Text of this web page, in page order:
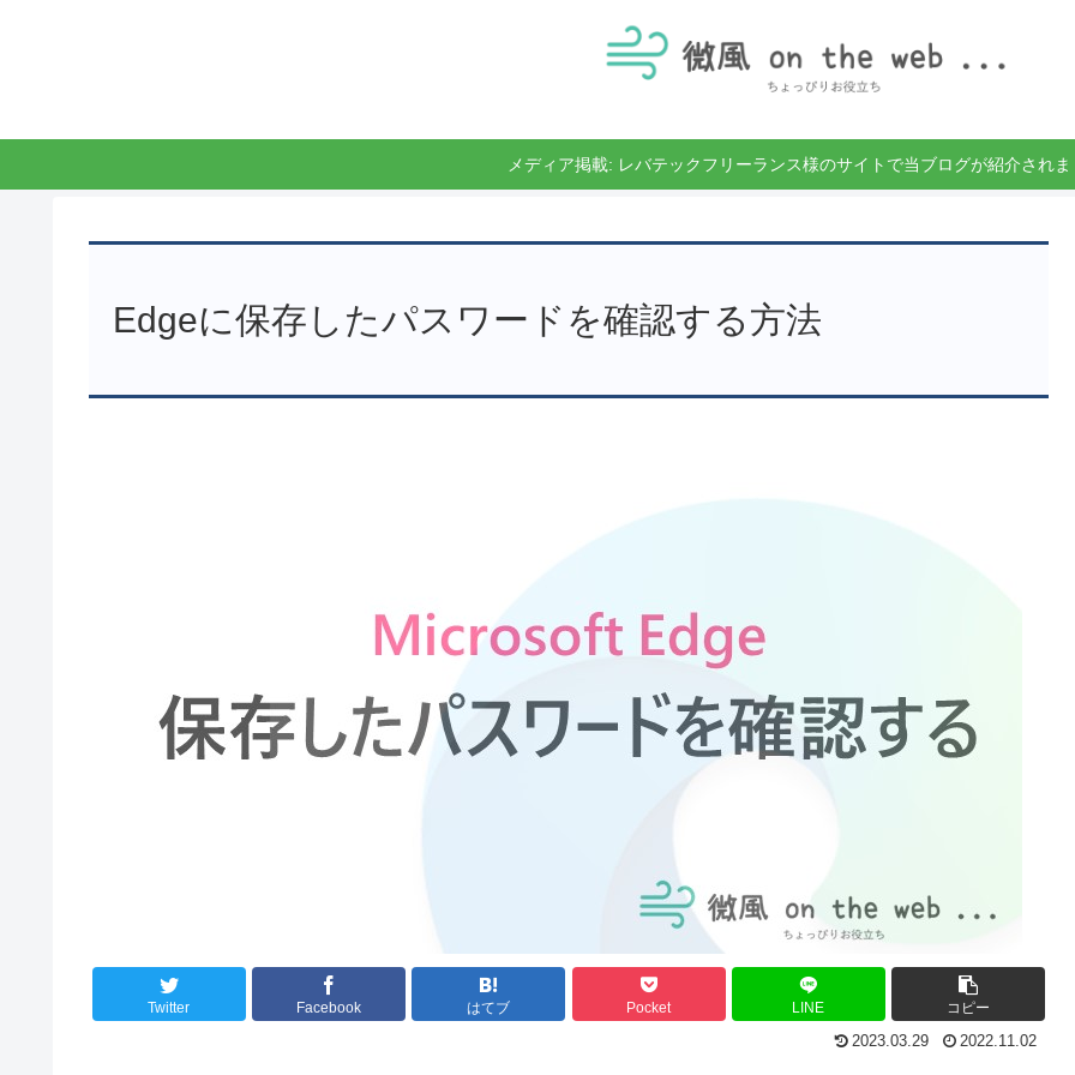
メディア掲載: レバテックフリーランス様のサイトで当ブログが紹介され
Edgeに保存したパスワードを確認する方法
Twitter Facebook はてブ Pocket LINE コピー
2023.03.29 2022.11.02